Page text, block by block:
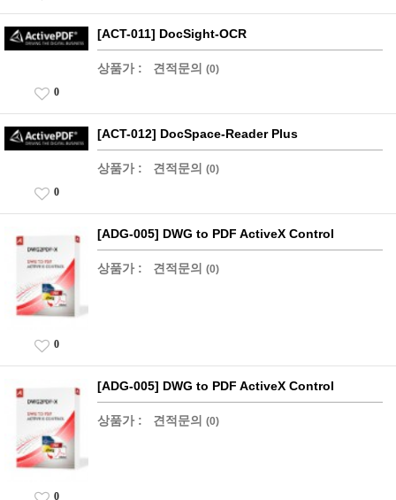
[ACT-011] DocSight-OCR
상품가 : 견적문의 (0)
0
[ACT-012] DocSpace-Reader Plus
상품가 : 견적문의 (0)
0
[ADG-005] DWG to PDF ActiveX Control
상품가 : 견적문의 (0)
0
[ADG-005] DWG to PDF ActiveX Control
상품가 : 견적문의 (0)
0